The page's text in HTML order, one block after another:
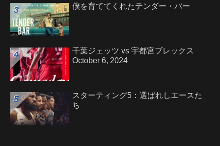
僕を育ててくれたテンダー・バー
千葉ジェッツ vs 宇都宮ブレックス
October 6, 2024
スターティング5：選ばれしエースた
ち